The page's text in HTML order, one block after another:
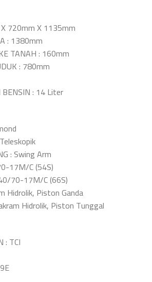
720mm X 1135mm
: 1380mm
TANAH : 160mm
: 780mm
: 14 Liter
: Swing Arm
17M/C (54S)
70-17M/C (66S)
Hidrolik, Piston Ganda
Hidrolik, Piston Tunggal
: TCI